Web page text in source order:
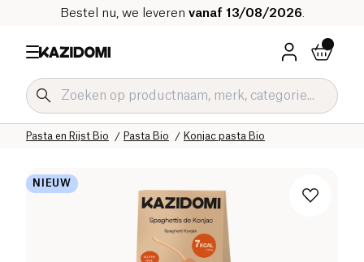
Bestel nu, we leveren vanaf 13/08/2026
Konjac pasta Bio
Pasta Bio
Pasta en Rijst Bio
Zoute Kruidenierswaren Bio
Home
NIEUW